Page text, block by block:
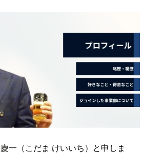
一（こだま けいいち）と申しま